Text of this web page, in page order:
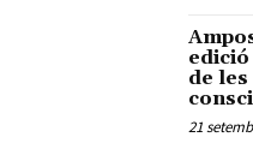
de
21